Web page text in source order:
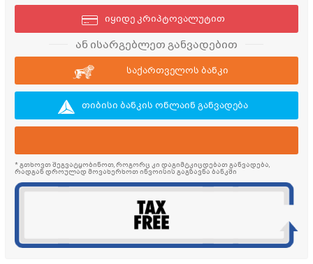
იყიდე კრიპტოვალუტით
ან ისარგებლეთ განვადებით
საქართველოს ბანკი
თიბისი ბანკის ონლაინ განვადება
* გთხოვთ შეგვატყობინოთ, როგორც კი დაგიმტკიცდებათ განვადება,
რადგან დროულად მოვახერხოთ ინვოისის გაგზავნა ბანკში